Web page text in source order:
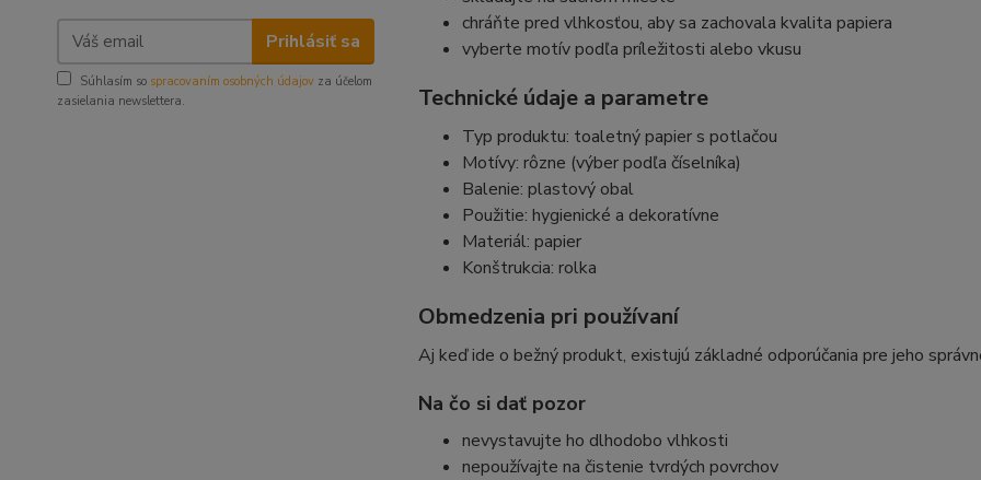
Prihlásiť sa
Súhlasím so spracovaním osobných údajov za účelom
zasielania newslettera.
chráňte pred vlhkosťou, aby sa zachovala kvalita papiera
vyberte motív podľa príležitosti alebo vkusu
Technické údaje a parametre
Typ produktu: toaletný papier s potlačou
Motívy: rôzne (výber podľa číselníka)
Balenie: plastový obal
Použitie: hygienické a dekoratívne
Materiál: papier
Konštrukcia: rolka
Obmedzenia pri používaní
Aj keď ide o bežný produkt, existujú základné odporúčania pre jeho
Na čo si dať pozor
nevystavujte ho dlhodobo vlhkosti
nepoužívajte na čistenie tvrdých povrchov